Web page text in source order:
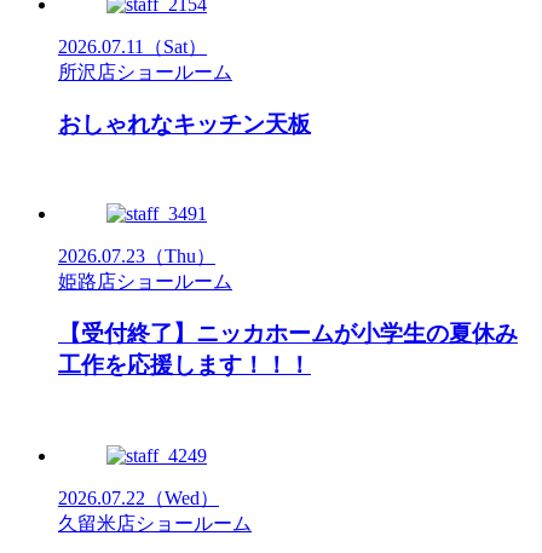
2026.07.11
（Sat）
所沢店ショールーム
おしゃれなキッチン天板
2026.07.23 （Thu）
姫路店ショールーム
【受付終了】ニッカホームが小学生の夏休み
工作を応援します！！！
2026.07.22 （Wed）
久留米店ショールーム